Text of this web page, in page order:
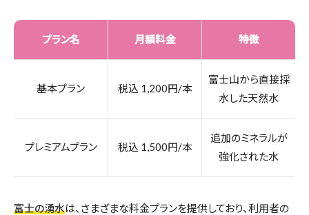
プラン名 月額料金 特徴
基本プラン 税込 1,200円/本
富士山から直接採
水した天然水
プレミアムプラン 税込 1,500円/本
追加のミネラルが
強化された水
富士の湧水は、さまざまな料金プランを提供しており、利用者の